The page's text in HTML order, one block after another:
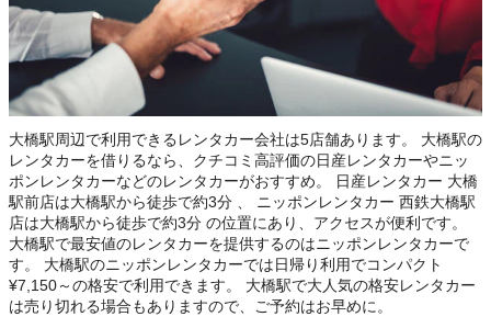
大橋駅周辺で利用できるレンタカー会社は5店舗あります。 大橋駅の
レンタカーを借りるなら、クチコミ高評価の日産レンタカーやニッ
ポンレンタカーなどのレンタカーがおすすめ。 日産レンタカー 大橋
駅前店は大橋駅から徒歩で約3分 、 ニッポンレンタカー 西鉄大橋駅
店は大橋駅から徒歩で約3分 の位置にあり、アクセスが便利です。
大橋駅で最安値のレンタカーを提供するのはニッポンレンタカーで
す。 大橋駅のニッポンレンタカーでは日帰り利用でコンパクト
¥7,150～の格安で利用できます。 大橋駅で大人気の格安レンタカー
は売り切れる場合もありますので、ご予約はお早めに。